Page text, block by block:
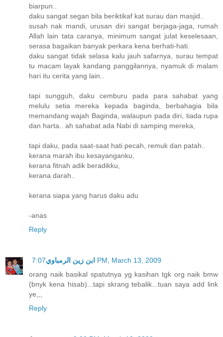
biarpun..
daku sangat segan bila beriktikaf kat surau dan masjid..
susah nak mandi, urusan diri sangat berjaga-jaga, rumah
Allah lain tata caranya, minimum sangat julat keselesaan,
serasa bagaikan banyak perkara kena berhati-hati.
daku sangat tidak selasa kalu jauh safarnya, surau tempat
tu macam layak kandang panggilannya, nyamuk di malam
hari itu cerita yang lain..
tapi sungguh, daku cemburu pada para sahabat yang
melulu setia mereka kepada baginda, berbahagia bila
memandang wajah Baginda, walaupun pada diri, tiada rupa
dan harta.. ah sahabat ada Nabi di samping mereka,
tapi daku, pada saat-saat hati pecah, remuk dan patah..
kerana marah ibu kesayanganku,
kerana fitnah adik beradikku,
kerana darah..
kerana siapa yang harus daku adu
-anas
Reply
ابن زين الرمباوي 7:07 PM, March 13, 2009
orang naik basikal spatutnya yg kasihan tgk org naik bmw
(bnyk kena hisab)...tapi skrang tebalik...tuan saya add link
ye,,,
Reply